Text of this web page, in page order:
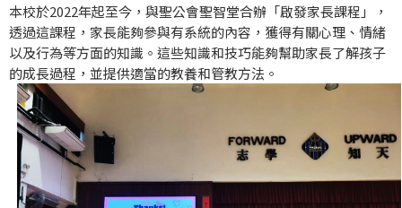
本校於2022年起至今，與聖公會聖智堂合辦「啟發家長課程」，
透過這課程，家長能夠參與有系統的內容，獲得有關心理、情緒
以及行為等方面的知識。這些知識和技巧能夠幫助家長了解孩子
的成長過程，並提供適當的教養和管教方法。